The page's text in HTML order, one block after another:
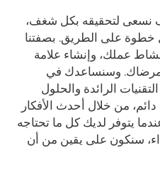
نسعى لتحقيقه بكل شغف،
على الطريق. بصفتنا
عملك، وإنشاء علامة
مرضاك. وسنساعدك في
الرائدة والحلول
من خلال أحدث الأفكار
يتوفر لديك كل ما تحتاجه
سنكون على يقين من أن